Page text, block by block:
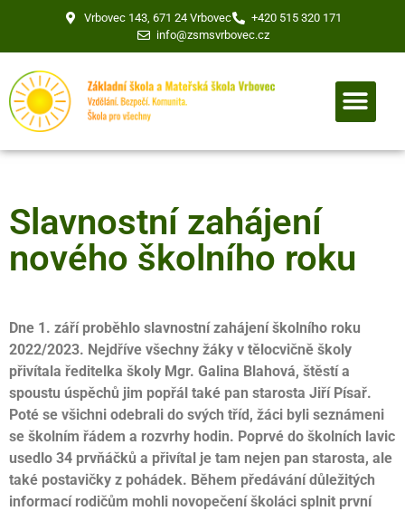
Vrbovec 143, 671 24 Vrbovec
+420 515 320 171
info@zsmsvrbovec.cz
Slavnostní zahájení
nového školního roku
Dne 1. září proběhlo slavnostní zahájení školního roku
2022/2023. Nejdříve všechny žáky v tělocvičně školy
přivítala ředitelka školy Mgr. Galina Blahová, štěstí a
spoustu úspěchů jim popřál také pan starosta Jiří Písař.
Poté se všichni odebrali do svých tříd, žáci byli seznámeni
se školním řádem a rozvrhy hodin. Poprvé do školních lavic
usedlo 34 prvňáčků a přivítal je tam nejen pan starosta, ale
také postavičky z pohádek. Během předávání důležitých
informací rodičům mohli novopečení školáci splnit první